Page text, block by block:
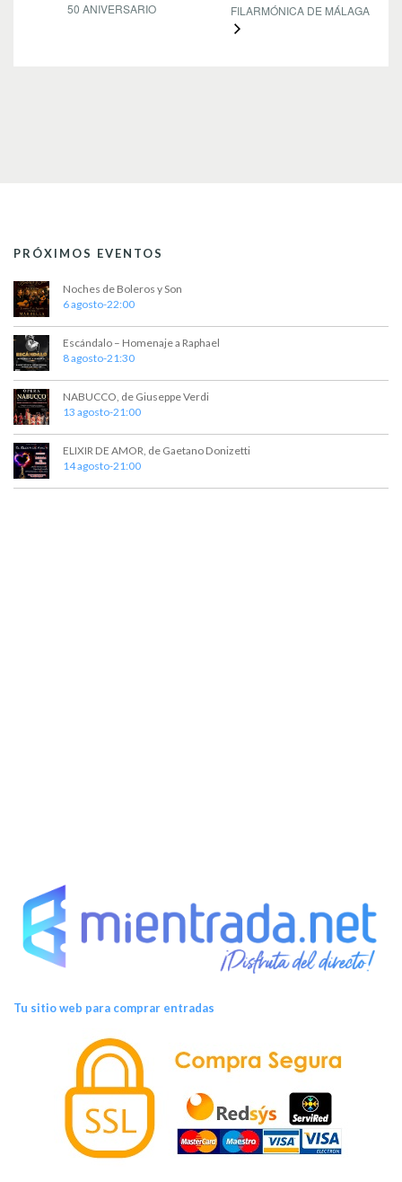
50 ANIVERSARIO
FILARMÓNICA DE MÁLAGA
PRÓXIMOS EVENTOS
Noches de Boleros y Son
6 agosto-22:00
Escándalo – Homenaje a Raphael
8 agosto-21:30
NABUCCO, de Giuseppe Verdi
13 agosto-21:00
ELIXIR DE AMOR, de Gaetano Donizetti
14 agosto-21:00
Tu sitio web para comprar entradas